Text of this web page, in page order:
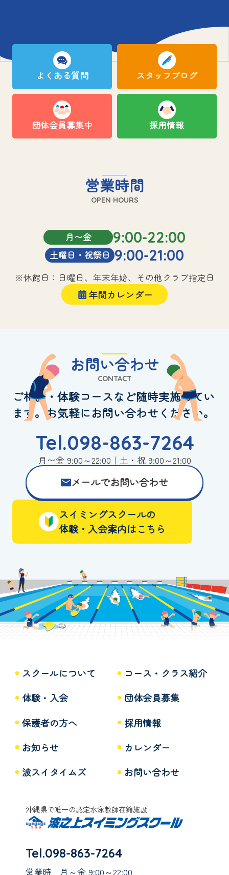
よくある質問 スタッフブログ
団体会員募集中 採用情報
営業時間
OPEN HOURS
月〜金 9:00-22:00
土曜日・祝祭日 9:00-21:00
※休館日：日曜日、年末年始、その他クラブ指定日
年間カレンダー
お問い合わせ
CONTACT
ご相談・体験コースなど随時実施してい
ます。お気軽にお問い合わせください。
Tel.098-863-7264
月〜金 9:00～22:00｜土・祝 9:00～21:00
メールでお問い合わせ
スイミングスクールの
体験・入会案内はこちら
スクールについて
コース・クラス紹介
体験・入会
団体会員募集
保護者の方へ
採用情報
お知らせ
カレンダー
波スイタイムズ
お問い合わせ
沖縄県で唯一の認定水泳教師在籍施設
Tel.098-863-7264
営業時 月～金 9:00～22:00